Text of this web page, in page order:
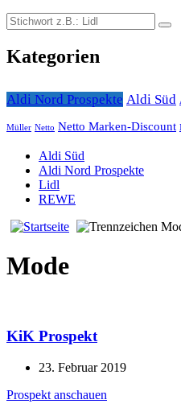
Search
for:
Kategorien
Aldi Nord Prospekte Aldi Süd
Müller Netto Netto Marken-Discount
Aldi Süd
Aldi Nord Prospekte
Lidl
REWE
Mode
KiK Prospekt
23. Februar 2019
Prospekt anschauen